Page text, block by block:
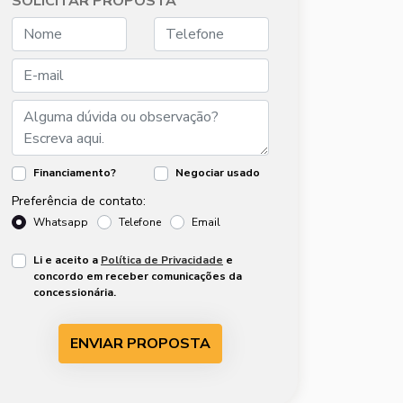
Financiamento? Negociar usado
Preferência de contato:
Whatsapp Telefone Email
Li e aceito a Política de Privacidade e
concordo em receber comunicações da
concessionária.
ENVIAR PROPOSTA